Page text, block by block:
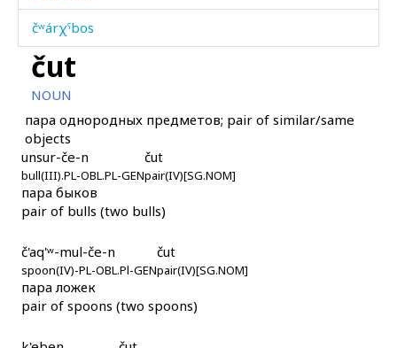
čʷárχˤbos
čʷát'i
ħabášːi
ħadís
ħadúr
ħadúr as
ħadúr kes
ħadúrkul as
čut
NOUN
пара однородных предметов; pair of similar/same
objects
unsur-če-n
bull(III).PL-OBL.PL-GEN
čut
pair(IV)[SG.NOM]
пара быков
pair of bulls (two bulls)
č'aq'ʷ-mul-če-n
spoon(IV)-PL-OBL.Pl-GEN
čut
pair(IV)[SG.NOM]
пара ложек
pair of spoons (two spoons)